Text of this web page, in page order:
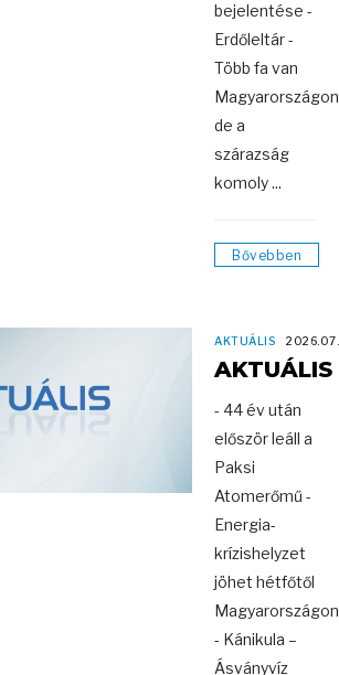
bejelentése -
Erdőleltár -
Több fa van
de a
szárazság
komoly ...
Bővebben
AKTUÁLIS
AKTUÁLIS
- 44 év után
először leáll a
Paksi
Atomerőmű -
Energia-
krízishelyzet
jöhet hétfőtől
Magyarországon
- Kánikula –
Ásványvíz